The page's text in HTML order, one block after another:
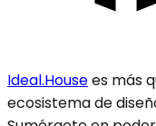
Ideal.Housees más
ecosistema de